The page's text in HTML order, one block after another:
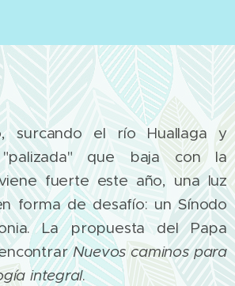
surcando el río Huallaga y
que baja con la
fuerte este año, una luz
forma de desafío: un Sínodo
La propuesta del Papa
Nuevos caminos para
integral.